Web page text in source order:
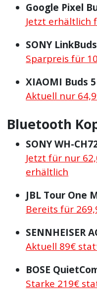
Google Pixel
Jetzt erhältlich
SONY
Sparpreis für
XIAOMI Buds 5
Aktuell nur
Bluetooth
SONY WH-
Jetzt für nur
erhältlich
JBL Tour One
Bereits für
SENNHEISER
Aktuell 89€
BOSE
Starke 219€